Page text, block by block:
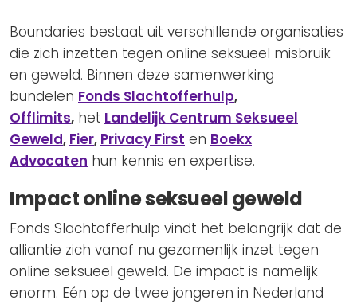
Boundaries bestaat uit verschillende organisaties
die zich inzetten tegen online seksueel misbruik
en geweld. Binnen deze samenwerking
bundelen Fonds Slachtofferhulp,
Offlimits, het Landelijk Centrum Seksueel
Geweld, Fier, Privacy First en Boekx
Advocaten hun kennis en expertise.
Impact online seksueel geweld
Fonds Slachtofferhulp vindt het belangrijk dat de
alliantie zich vanaf nu gezamenlijk inzet tegen
online seksueel geweld. De impact is namelijk
enorm. Eén op de twee jongeren in Nederland